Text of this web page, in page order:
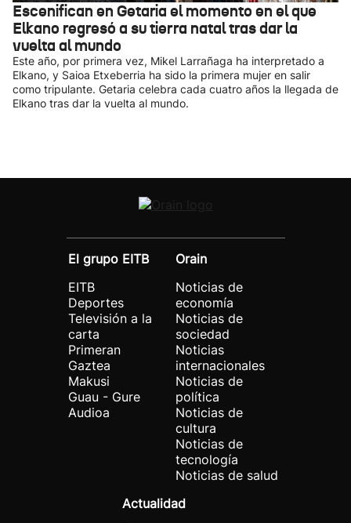
Escenifican en Getaria el momento en el que
Elkano regresó a su tierra natal tras dar la
vuelta al mundo
Este año, por primera vez, Mikel Larrañaga ha interpretado a
Elkano, y Saioa Etxeberria ha sido la primera mujer en salir
como tripulante. Getaria celebra cada cuatro años la llegada de
Elkano tras dar la vuelta al mundo.
El grupo EITB
EITB
Deportes
Televisión a la
carta
Primeran
Gaztea
Makusi
Guau - Gure
Audioa
Orain
Noticias de
economía
Noticias de
sociedad
Noticias
internacionales
Noticias de
política
Noticias de
cultura
Noticias de
tecnología
Noticias de salud
Actualidad